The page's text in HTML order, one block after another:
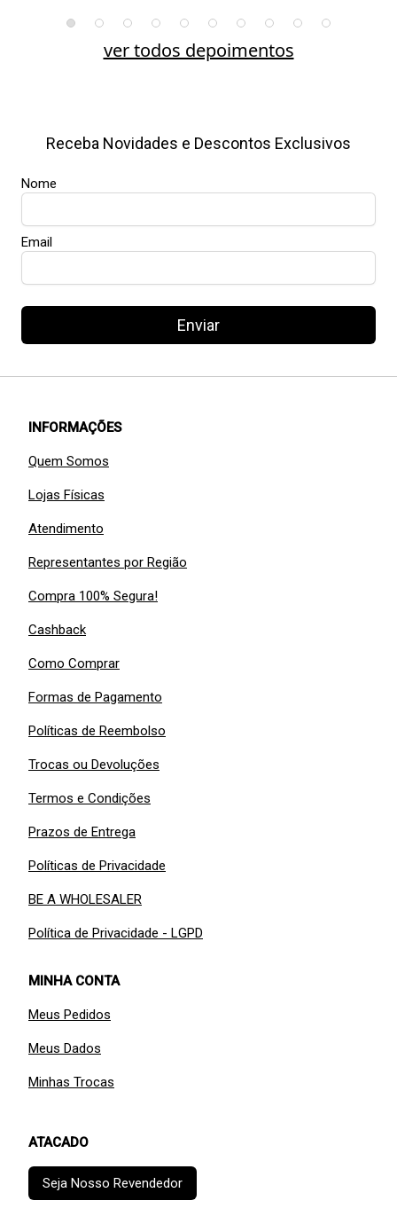
ver todos depoimentos
Receba Novidades e Descontos Exclusivos
Nome
Email
Enviar
INFORMAÇÕES
Quem Somos
Lojas Físicas
Atendimento
Representantes por Região
Compra 100% Segura!
Cashback
Como Comprar
Formas de Pagamento
Políticas de Reembolso
Trocas ou Devoluções
Termos e Condições
Prazos de Entrega
Políticas de Privacidade
BE A WHOLESALER
Política de Privacidade - LGPD
MINHA CONTA
Meus Pedidos
Meus Dados
Minhas Trocas
ATACADO
Seja Nosso Revendedor